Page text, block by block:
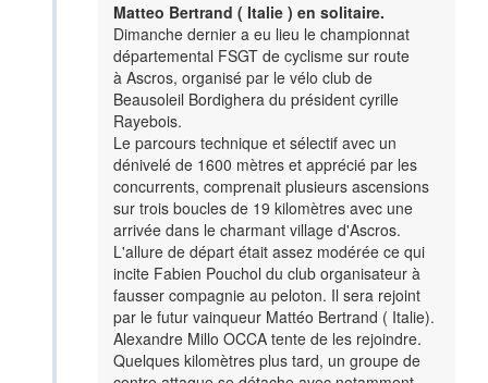
Matteo Bertrand ( Italie ) en solitaire.
Dimanche dernier a eu lieu le championnat
départemental FSGT de cyclisme sur route
à Ascros, organisé par le vélo club de
Beausoleil Bordighera du président cyrille
Rayebois.
Le parcours technique et sélectif avec un
dénivelé de 1600 mètres et apprécié par les
concurrents, comprenait plusieurs ascensions
sur trois boucles de 19 kilomètres avec une
arrivée dans le charmant village d'Ascros.
L'allure de départ était assez modérée ce qui
incite Fabien Pouchol du club organisateur à
fausser compagnie au peloton. Il sera rejoint
par le futur vainqueur Mattéo Bertrand ( Italie).
Alexandre Millo OCCA tente de les rejoindre.
Quelques kilomètres plus tard, un groupe de